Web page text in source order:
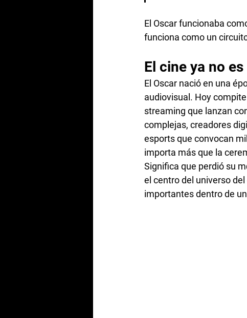
El Oscar funcionaba
funciona como un
El cine ya no
El Oscar nació en una
audiovisual. Hoy
streaming que lanzan
complejas, creadores
esports que convocan
importa más que la
Significa que perdió su
el centro del universo
importantes dentro de